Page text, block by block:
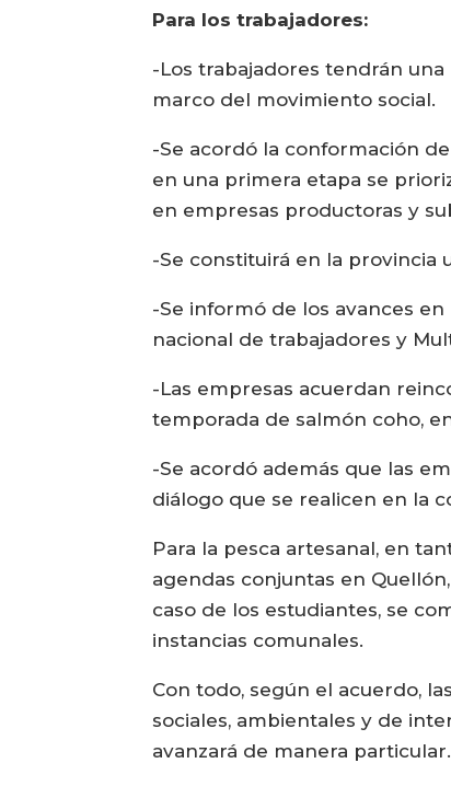
Para los trabajadores:
-Los trabajadores tendrán
marco del movimiento social.
-Se acordó la conformación
en una primera etapa se
en empresas productoras y
-Se constituirá en la provincia
-Se informó de los avances
nacional de trabajadores y
-Las empresas acuerdan
temporada de salmón coho,
-Se acordó además que las
diálogo que se realicen en la
Para la pesca artesanal, en
agendas conjuntas en
caso de los estudiantes, se
instancias comunales.
Con todo, según el acuerdo,
sociales, ambientales y de
avanzará de manera particular.